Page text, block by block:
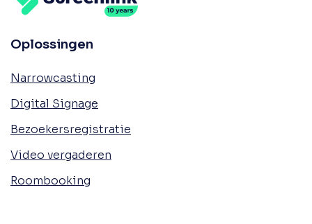
Oplossingen
Narrowcasting
Digital Signage
Bezoekersregistratie
Video vergaderen
Roombooking